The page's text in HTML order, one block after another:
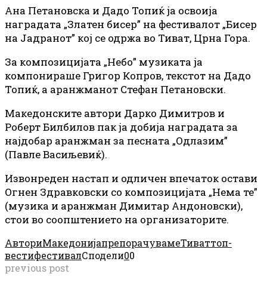
Ана Петановска и Дадо Топиќ ја освоија
наградата „Златен бисер” на фестивалот „Бисер
на Јадранот” кој се одржа во Тиват, Црна Гора.
За композицијата „Небо” музиката ја
компонираше Григор Копров, текстот на Дадо
Топиќ, а аранжманот Стефан Петановски.
Македонските автори Дарко Димитров и
Роберт Билбилов пак ја добија наградата за
најдобар аранжман за песната „Одлазим”
(Павле Васиљевиќ).
Извонреден настап и одличен впечаток остави
Огнен Здравковски со композицијата „Нема те”
(музика и аранжман Димитар Андоновски),
стои во соопштението на организаторите.
АвториМакедонијапрепорачувамеТиваттоп-
вестифестивалСподели00
previous post